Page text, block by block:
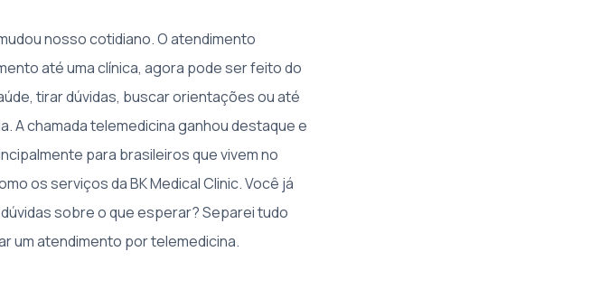
nosso cotidiano. O atendimento
até uma clínica, agora pode ser feito do
tirar dúvidas, buscar orientações ou até
A chamada telemedicina ganhou destaque e
para brasileiros que vivem no
os serviços da BK Medical Clinic. Você já
sobre o que esperar? Separei tudo
um atendimento por telemedicina.